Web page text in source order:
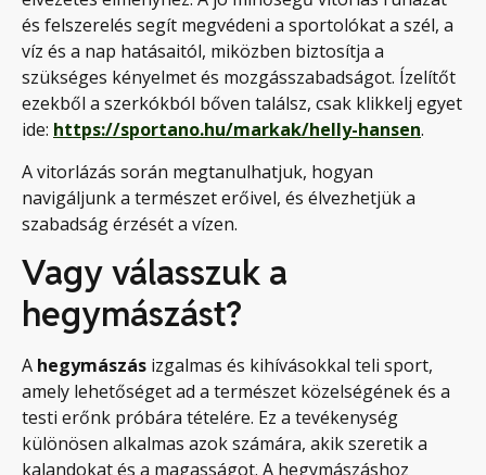
és felszerelés segít megvédeni a sportolókat a szél, a
víz és a nap hatásaitól, miközben biztosítja a
szükséges kényelmet és mozgásszabadságot. Ízelítőt
ezekből a szerkókból bőven találsz, csak klikkelj egyet
ide: https://sportano.hu/markak/helly-hansen.
A vitorlázás során megtanulhatjuk, hogyan
navigáljunk a természet erőivel, és élvezhetjük a
szabadság érzését a vízen.
Vagy válasszuk a
hegymászást?
A hegymászás izgalmas és kihívásokkal teli sport,
amely lehetőséget ad a természet közelségének és a
testi erőnk próbára tételére. Ez a tevékenység
különösen alkalmas azok számára, akik szeretik a
kalandokat és a magasságot. A hegymászáshoz